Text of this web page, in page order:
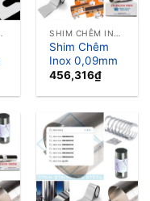
Shim Chêm
Inox 0,09mm
456,316₫